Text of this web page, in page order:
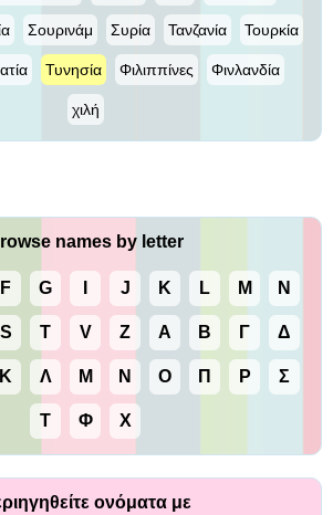
Σουρινάμ Συρία Τανζανία Τουρκία
Τυνησία Φιλιππίνες Φινλανδία
χιλή
names by letter
F G J K L M N
S T V Z Α Β Γ Δ
Κ Λ Μ Ν Ο Π Ρ Σ
Τ Φ Χ
ονόματα με